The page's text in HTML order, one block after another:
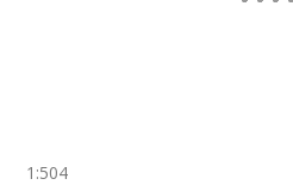
1:504